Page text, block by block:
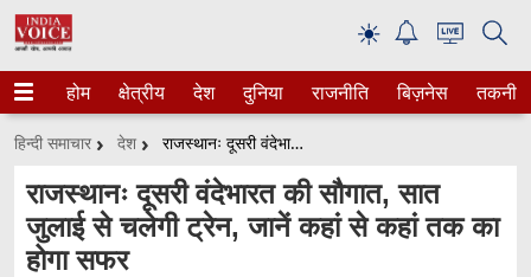
☀
होम क्षेत्रीय देश दुनिया राजनीति बिज़नेस तकनीक
हिन्दी समाचार देश राजस्थानः दूसरी वंदेभारत की सौगात, सात जुलाई से चलेगी ट्रेन, जानें कहां से कहां तक का होगा सफर
राजस्थानः दूसरी वंदेभारत की सौगात, सात
जुलाई से चलेगी ट्रेन, जानें कहां से कहां तक का
होगा सफर